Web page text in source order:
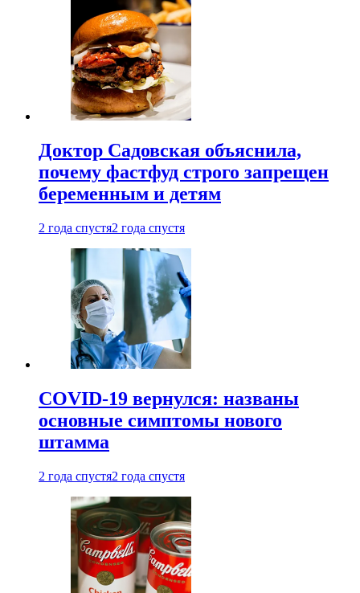
Доктор Садовская объяснила,
почему фастфуд строго запрещен
беременным и детям
2 года спустя2 года спустя
COVID-19 вернулся: названы
основные симптомы нового
штамма
2 года спустя2 года спустя